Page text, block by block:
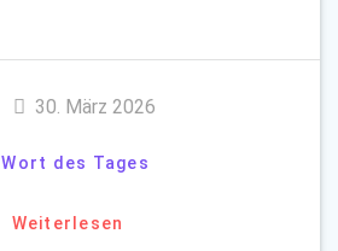
30. März 2026
Wort des Tages
Weiterlesen